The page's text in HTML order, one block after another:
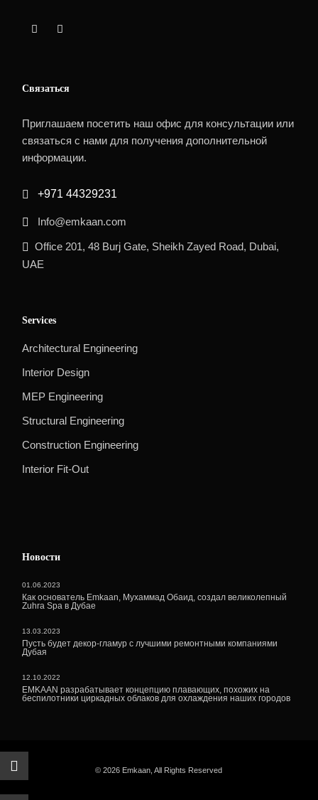
Связаться
Приглашаем посетить наш офис для консультации или
связаться с нами для получения дополнительной
информации.
+971 44329231
Info@emkaan.com
Office 201, 48 Burj Gate, Sheikh Zayed Road, Dubai,
UAE
Services
Architectural Engineering
Interior Design
MEP Engineering
Structural Engineering
Construction Engineering
Interior Fit-Out
Новости
01.06.2023
Как основатель Emkaan, Мухаммад Обаид, создал великолепный
Zuhra Spa в Дубае
13.03.2023
Пусть будет декор-гламур с лучшими ремонтными компаниями
Дубая
12.10.2022
EMKAAN разрабатывает концепцию плавающих, похожих на
беспилотники циркадных облаков для охлаждения наших городов
© 2026 Emkaan, All Rights Reserved